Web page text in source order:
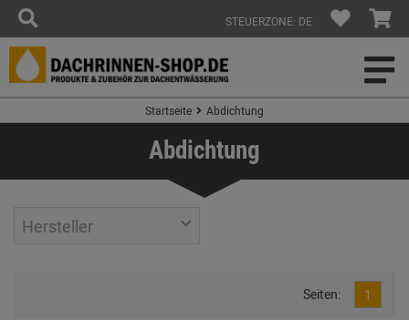
STEUERZONE: DE
Startseite Abdichtung
Abdichtung
Hersteller
Seiten: 1